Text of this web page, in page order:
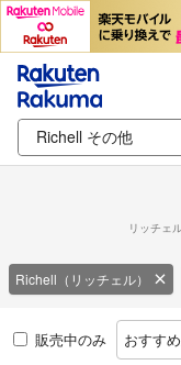
リッチェ
Richell（リッチェル）
販売中のみ おすす